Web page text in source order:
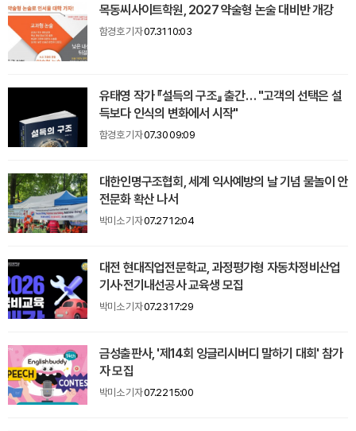
목동씨사이트학원, 2027 약술형 논술 대비반 개강
함경호 기자07.31 10:03
유태영 작가 『설득의 구조』 출간… "고객의 선택은 설
득보다 인식의 변화에서 시작"
함경호 기자07.30 09:09
대한인명구조협회, 세계 익사예방의 날 기념 물놀이 안
전문화 확산 나서
박미소 기자07.27 12:04
대전 현대직업전문학교, 과정평가형 자동차정비산업
기사·전기내선공사 교육생 모집
박미소 기자07.23 17:29
금성출판사, '제14회 잉글리시버디 말하기 대회' 참가
자 모집
박미소 기자07.22 15:00